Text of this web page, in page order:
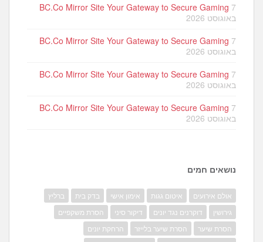
BC.Co Mirror Site Your Gateway to Secure Gaming 7
באוגוסט 2026
BC.Co Mirror Site Your Gateway to Secure Gaming 7
באוגוסט 2026
BC.Co Mirror Site Your Gateway to Secure Gaming 7
באוגוסט 2026
BC.Co Mirror Site Your Gateway to Secure Gaming 7
באוגוסט 2026
נושאים חמים
אולם אירועים איטום גגות אימון אישי בדק בית
ברליץ
גירושין
דוקרנים נגד יונים דיקור סיני
הסרת משקפיים
הסרת שיער
הסרת שיער בלייזר
הרחקת יונים